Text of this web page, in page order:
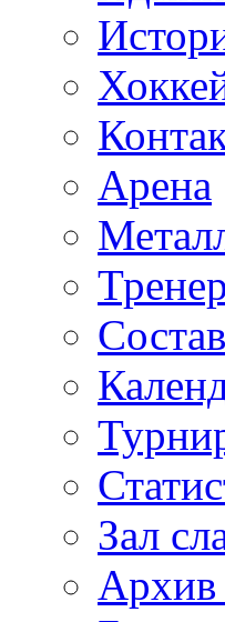
Арена
Зал
Архив